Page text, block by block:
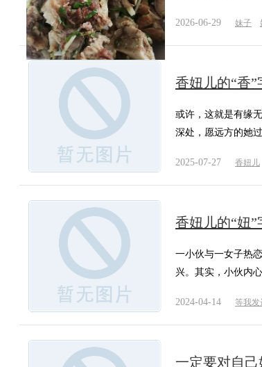
2026-06-29 妹子
香妞儿的“香
或许，这就是有缘
深处，愿远方的她过
2025-07-27 香妞儿
香妞儿的“妞
一小伙与一女子热
兴。其实，小伙内
2024-04-14 等我发
一定要对自